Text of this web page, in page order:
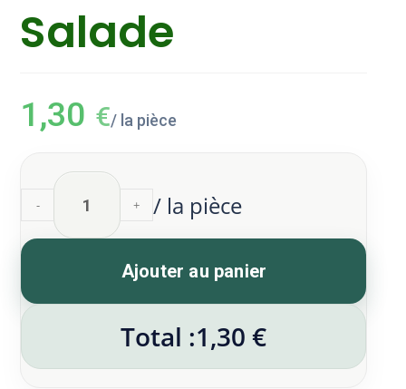
Salade
1,30 €/ la pièce
- + / la pièce
Ajouter au panier
Total :1,30 €